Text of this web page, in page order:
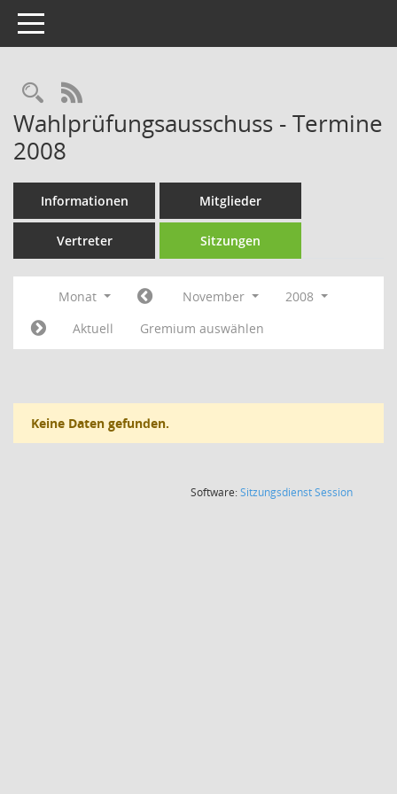
Toggle navigation
Rechercheauswahl
RSS-Feed
Wahlprüfungsausschuss - Termine
2008
Informationen Mitglieder
Vertreter Sitzungen
Monat November
2008
Aktuell
Gremium auswählen
Keine Daten gefunden.
Software:SitzungsdienstSession(Wird in